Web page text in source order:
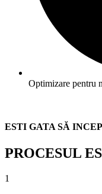
Optimizare pentru
ESTI GATA SĂ
PROCESUL
1